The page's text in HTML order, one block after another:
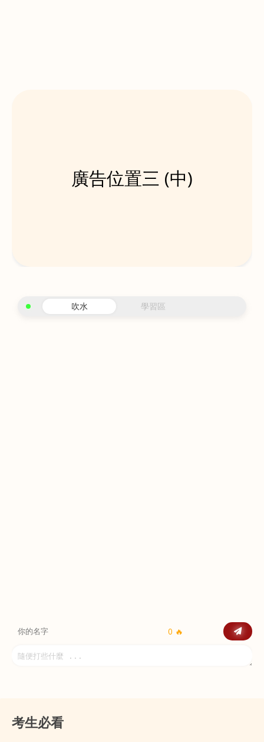
廣告位置三 (中)
吹水 學習區
0 🔥
考生必看